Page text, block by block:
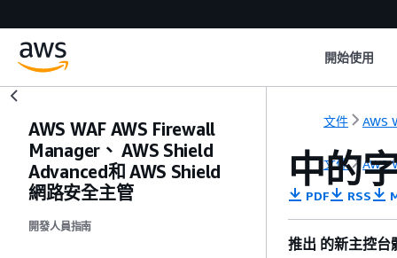
開始使用
AWS WAF AWS Firewall
Manager、 AWS Shield
Advanced和 AWS Shield
網路安全主管
開發人員指南
文件 AWS
文件 AWS
中的
PDF RSS
推出 的新主控台